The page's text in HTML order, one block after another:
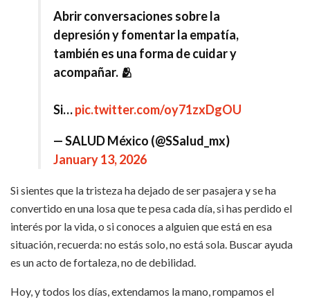
Abrir conversaciones sobre la
depresión y fomentar la empatía,
también es una forma de cuidar y
acompañar. 🫂
Si…pic.twitter.com/oy71zxDgOU
— SALUD México (@SSalud_mx)
January 13, 2026
Si sientes que la tristeza ha dejado de ser pasajera y se ha
convertido en una losa que te pesa cada día, si has perdido el
interés por la vida, o si conoces a alguien que está en esa
situación, recuerda: no estás solo, no está sola. Buscar ayuda
es un acto de fortaleza, no de debilidad.
Hoy, y todos los días, extendamos la mano, rompamos el